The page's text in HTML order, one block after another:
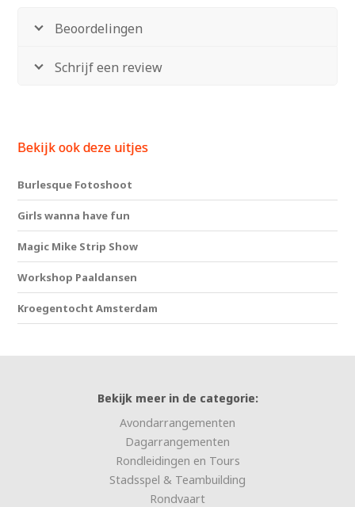
Beoordelingen
Schrijf een review
Bekijk ook deze uitjes
Burlesque Fotoshoot
Girls wanna have fun
Magic Mike Strip Show
Workshop Paaldansen
Kroegentocht Amsterdam
Bekijk meer in de categorie:
Avondarrangementen
Dagarrangementen
Rondleidingen en Tours
Stadsspel & Teambuilding
Rondvaart